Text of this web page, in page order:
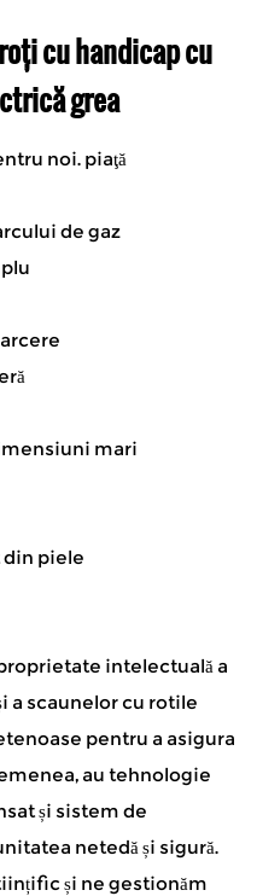
cu handicap cu
grea
noi. piaţă
de gaz
mari
din piele
intelectuală a
a scaunelor cu rotile
pentru a asigura
au tehnologie
și sistem de
netedă și sigură.
și ne gestionăm